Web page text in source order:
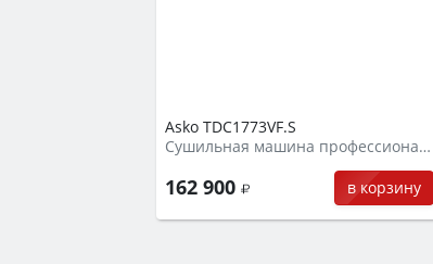
Asko TDC1773VF.S
Сушильная машина профессиональная
162 900 в корзину